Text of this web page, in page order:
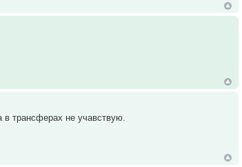
в трансферах не учавствую.